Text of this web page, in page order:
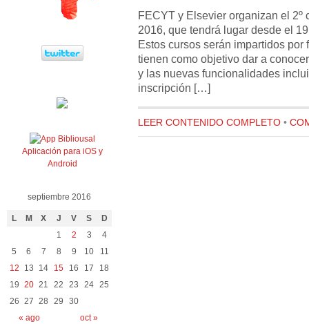
FECYT y Elsevier organizan el 2º
2016, que tendrá lugar desde el
Estos cursos serán impartidos
tienen como objetivo dar a
y las nuevas funcionalidades
inscripción […]
LEER CONTENIDO COMPLETO •
Aplicación para iOS y
Android
septiembre 2016
L M X J V S D
« ago oct »
1 2 3
4
5
6 7 8 9 10
11
12
13 14 15 16 17
18
19 20 21 22 23 24 25
26 27 28 29 30